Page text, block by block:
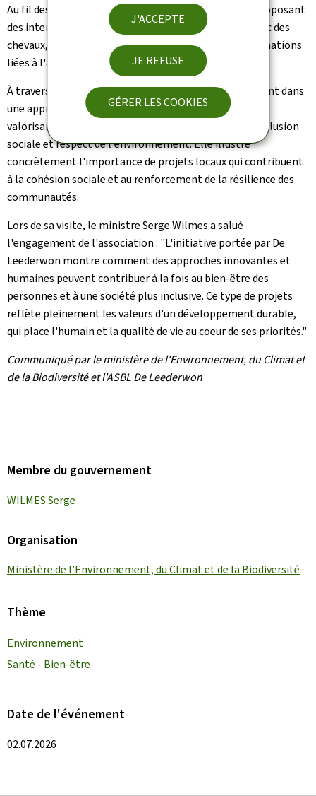
J'ACCEPTE
JE REFUSE
GÉRER LES COOKIES
Au fil des années, l'association a élargi son offre en proposant
des interventions pédagogiques et psychosociales avec des
chevaux, des promenades en calèche ainsi que des formations
liées à l'approche et à la compréhension du cheval.
À travers ses actions,De Leederwons'inscrit pleinement dans
une approche globale de développement durable, en
valorisant les interactions entre bien-être humain, inclusion
sociale et respect de l'environnement. Elle illustre
concrètement l'importance de projets locaux qui contribuent
à la cohésion sociale et au renforcement de la résilience des
communautés.
Lors de sa visite, le ministre Serge Wilmes a salué
l'engagement de l'association : "L'initiative portée parDe
Leederwon montre comment des approches innovantes et
humaines peuvent contribuer à la fois au bien-être des
personnes et à une société plus inclusive. Ce type de projets
reflète pleinement les valeurs d'un développement durable,
qui place l'humain et la qualité de vie au coeur de ses priorités."
Communiqué par le ministère de l'Environnement, du Climat et
de la Biodiversité et l'ASBL De Leederwon
Membre du gouvernement
WILMES Serge
Organisation
Ministère de l’Environnement, du Climat et de la Biodiversité
Thème
Environnement
Santé - Bien-être
Date de l'événement
02.07.2026